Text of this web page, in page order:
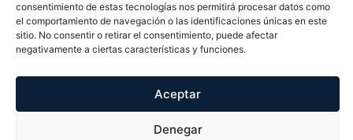
consentimiento de estas tecnologías nos permitirá procesar datos como
el comportamiento de navegación o las identificaciones únicas en este
sitio. No consentir o retirar el consentimiento, puede afectar
negativamente a ciertas características y funciones.
Aceptar
Denegar
disfrutar del Mediterráneo desde el primer momento.
Características extras
Jardín
Piscina privada
Solárium
Todo exterior
Ubicación y localización